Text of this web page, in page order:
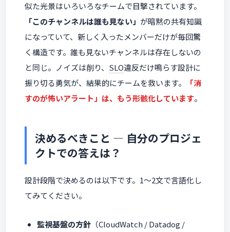
似た光景はいろいろなチームで目撃されています。
「このチャンネルは誰も見ない」 が暗黙の共有知識
になっていて、新しく入ったメンバーだけが毎回驚
く構造です。誰も見ないチャンネルは存在しないの
と同じ。ノイズは削り、 SLO違反だけ鳴らす設計に
振り切る勇気が、結果的にチームを救います。
「消
すのが怖いアラート」は、もう形骸化しています。
決めるべきこと — 自分のプロジェ
クトでの答えは？
設計段階で決めるのは以下です。1〜2文で言語化し
てみてください。
監視基盤の方針 （CloudWatch / Datadog /